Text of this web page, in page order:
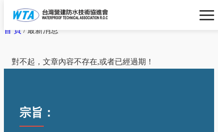
首 頁 / 最新消息
對不起，文章內容不存在,或者已經過期！
宗旨：